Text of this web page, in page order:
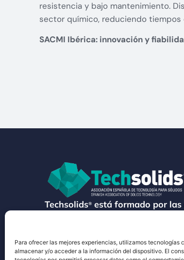
Para ofrecer las mejores experiencias, utilizamos tecnologías
almacenar y/o acceder a la información del dispositivo. El
resistencia y bajo mantenimiento.
sector químico, reduciendo tiempos
SACMI Ibérica: innovación y
Techsolids® está formado por